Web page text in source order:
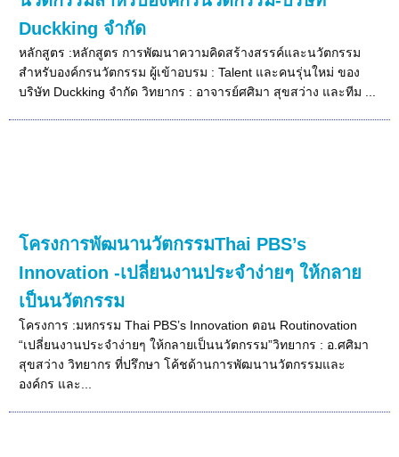
Duckking จำกัด
หลักสูตร :หลักสูตร การพัฒนาความคิดสร้างสรรค์และนวัตกรรม
สำหรับองค์กรนวัตกรรม ผู้เข้าอบรม : Talent และคนรุ่นใหม่ ของ
บริษัท Duckking จำกัด วิทยากร : อาจารย์ศศิมา สุขสว่าง และทีม ...
โครงการพัฒนานวัตกรรมThai PBS’s
Innovation -เปลี่ยนงานประจำง่ายๆ ให้กลาย
เป็นนวัตกรรม
โครงการ :มหกรรม Thai PBS’s Innovation ตอน Routinovation
“เปลี่ยนงานประจำง่ายๆ ให้กลายเป็นนวัตกรรม”วิทยากร : อ.ศศิมา
สุขสว่าง วิทยากร ที่ปรึกษา โค้ชด้านการพัฒนานวัตกรรมและ
องค์กร และ...